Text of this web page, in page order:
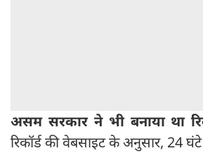
असम सरकार ने भी बनाया था
रिकॉर्ड की वेबसाइट के अनुसार, 24